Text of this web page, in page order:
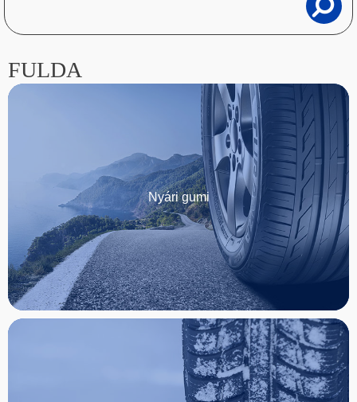
FULDA
Nyári gumi